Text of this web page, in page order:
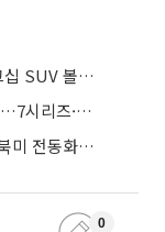
"전동화에도 입힌 안전 DNA" 전기 플래그십 SUV 볼보 'EX90'
BMW코리아, 8월 온라인 한정판 3종 출시…7시리즈·X7·M340i 투어링
한온시스템, 캐나다 정부서 100억 지원…북미 전동화 시장 가속
0